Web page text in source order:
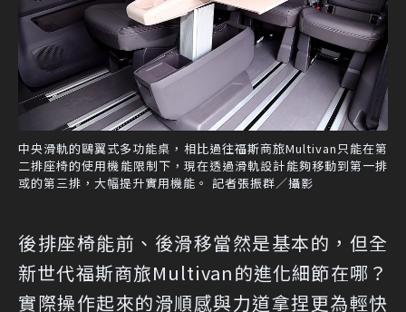
中央滑軌的鷗翼式多功能桌，相比過往福斯商旅Multivan只能在第
二排座椅的使用機能限制下，現在透過滑軌設計能夠移動到第一排
或的第三排，大幅提升實用機能。 記者張振群／攝影
後排座椅能前、後滑移當然是基本的，但全
新世代福斯商旅Multivan的進化細節在哪？
實際操作起來的滑順感與力道拿捏更為輕快